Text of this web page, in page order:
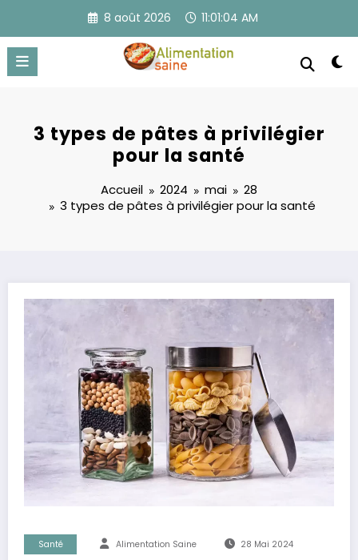
contenu
8 août 2026 11:01:04 AM
3 types de pâtes à privilégier
pour la santé
Accueil 2024 mai
28
3 types de pâtes à privilégier pour la santé
Santé Alimentation Saine 28 Mai 2024